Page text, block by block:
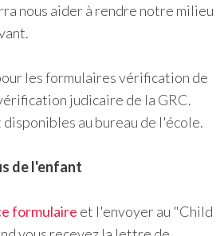
nous aider à rendre notre milieu
les formulaires vérification de
judicaire de la GRC.
au bureau de l'école.
de l'enfant
formulaire et l'envoyer au "Child